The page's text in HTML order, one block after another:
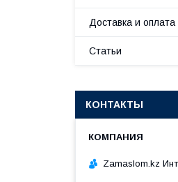
Доставка и оплата
Статьи
КОНТАКТЫ
Zamaslom.kz